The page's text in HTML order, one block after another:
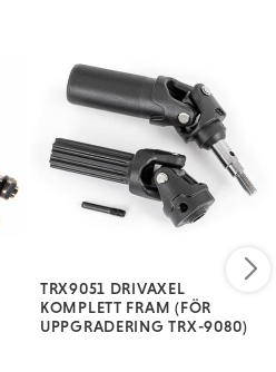
TRX9051 DRIVAXEL
KOMPLETT FRAM (FÖR
UPPGRADERING TRX-9080)